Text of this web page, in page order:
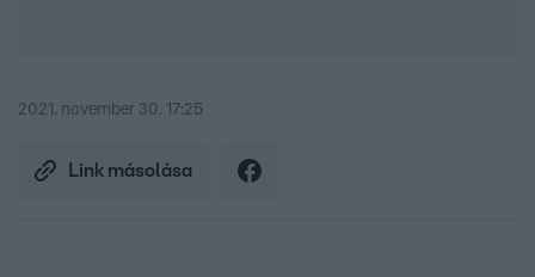
2021. november 30. 17:25
Link másolása